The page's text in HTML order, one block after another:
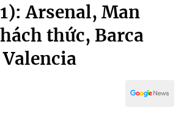
trí
Arsenal, Man
thức, Barca